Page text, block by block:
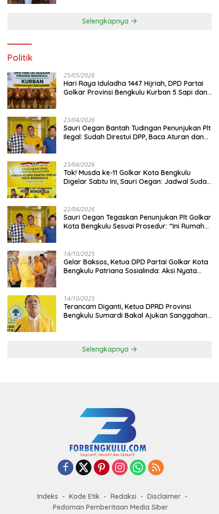
Selengkapnya
Politik
25/05/2026
Hari Raya Iduladha 1447 Hijriah, DPD Partai
Golkar Provinsi Bengkulu Kurban 5 Sapi dan 1
23/04/2026
Sauri Oegan Bantah Tudingan Penunjukan Plt
Ilegal: Sudah Direstui DPP, Baca Aturan dan
23/04/2026
‎Tok! Musda ke-11 Golkar Kota Bengkulu
Digelar Sabtu Ini, Sauri Oegan: Jadwal Sudah
22/04/2026
Sauri Oegan Tegaskan Penunjukan Plt Golkar
Kota Bengkulu Sesuai Prosedur: “Ini Rumah
14/10/2025
‎Gelar Baksos, Ketua DPD Partai Golkar Kota
Bengkulu Patriana Sosialinda: Aksi Nyata
14/10/2025
Terancam Diganti, Ketua DPRD Provinsi
Bengkulu Sumardi Bakal Ajukan Sanggahan
Selengkapnya
Indeks Kode Etik Redaksi
Disclaimer
Pedoman Pemberitaan Media Siber